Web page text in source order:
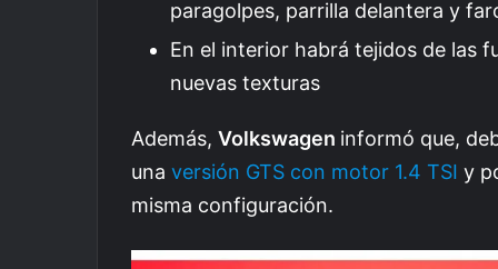
paragolpes, parrilla delantera y
En el interior habrá tejidos de las
nuevas texturas
Además, Volkswagen informó que,
una versión GTS con motor 1.4 TSI y
misma configuración.